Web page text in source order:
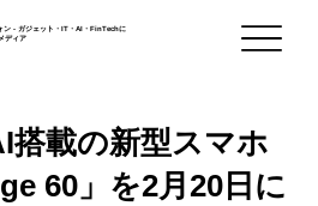
ン - ガジェット・IT・AI・FinTechに
ディア
搭載の新型スマホ
60」を2月20日に